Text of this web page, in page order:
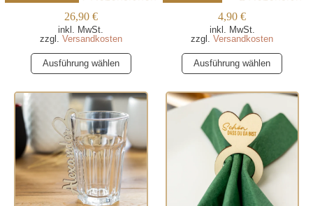
26,90 €
inkl. MwSt.
zzgl. Versandkosten
Ausführung wählen
Dieses
Produkt
weist
mehrere
Varianten
auf.
Die
Optionen
können
auf
4,90€
inkl. MwSt.
zzgl.Versandkosten
Ausführung wählen
Dieses
Produkt
weist
mehrere
Varianten
Optionen
können